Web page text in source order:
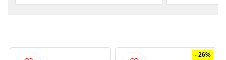
- 26%